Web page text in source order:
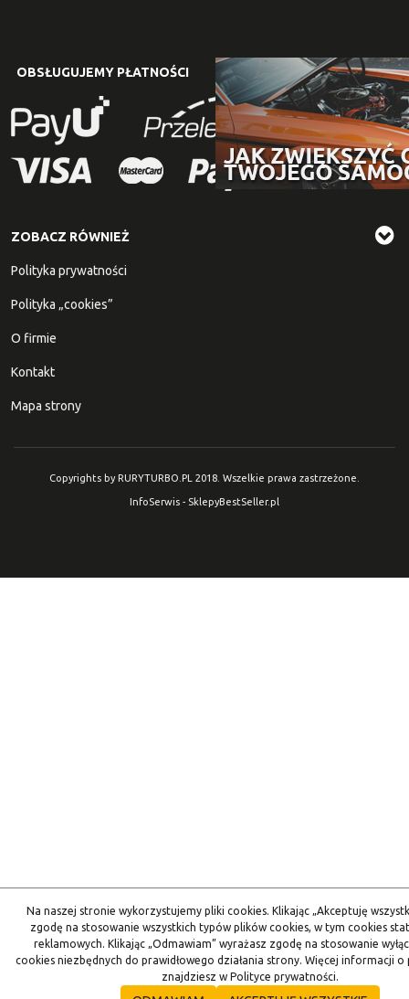
OBSŁUGUJEMY PŁATNOŚCI
ZOBACZ RÓWNIEŻ
Polityka prywatności
Polityka „cookies”
O firmie
Kontakt
Mapa strony
Copyrights by RURYTURBO.PL 2018. Wszelkie prawa zastrzeżone.
InfoSerwis - SklepyBestSeller.pl
Na naszej stronie wykorzystujemy pliki cookies. Klikając „Akceptuję
zgodę na stosowanie wszystkich typów plików cookies, w tym cookies
reklamowych. Klikając „Odmawiam” wyrażasz zgodę na stosowanie
cookies niezbędnych do prawidłowego działania strony. Więcej informacji o
znajdziesz w Polityce prywatności.